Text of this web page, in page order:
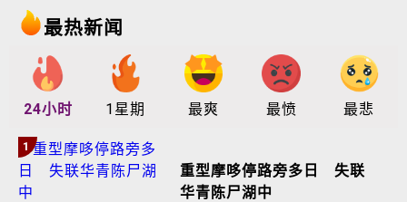
最热新闻
24小时 1星期 最爽 最愤 最悲
1
重型摩哆停路旁多日 失联
华青陈尸湖中